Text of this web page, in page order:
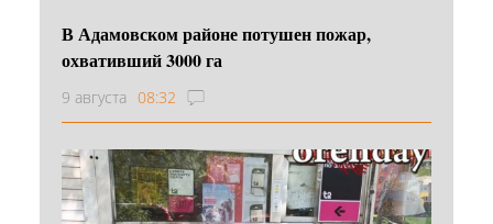
В Адамовском районе потушен пожар,
охвативший 3000 га
9 августа 08:32